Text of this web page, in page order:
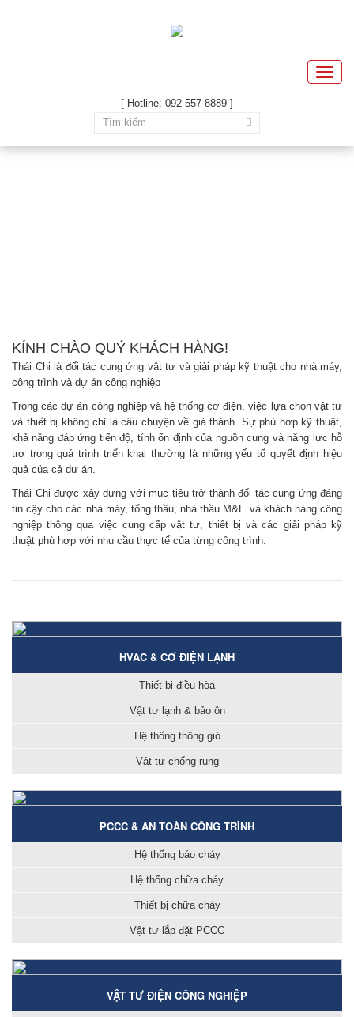
Toggle
[ Hotline: 092-557-8889 ]
KÍNH CHÀO QUÝ KHÁCH HÀNG!
Thái Chi là đối tác cung ứng vật tư và giải pháp kỹ thuật cho nhà máy,
công trình và dự án công nghiệp
Trong các dự án công nghiệp và hệ thống cơ điện, việc lựa chọn vật tư
và thiết bị không chỉ là câu chuyện về giá thành. Sự phù hợp kỹ thuật,
khả năng đáp ứng tiến độ, tính ổn định của nguồn cung và năng lực hỗ
trợ trong quá trình triển khai thường là những yếu tố quyết định hiệu
quả của cả dự án.
Thái Chi được xây dựng với mục tiêu trở thành đối tác cung ứng đáng
tin cậy cho các nhà máy, tổng thầu, nhà thầu M&E và khách hàng công
nghiệp thông qua việc cung cấp vật tư, thiết bị và các giải pháp kỹ
thuật phù hợp với nhu cầu thực tế của từng công trình.
HVAC & CƠ ĐIỆN LẠNH
Thiết bị điều hòa
Vật tư lạnh & bảo ôn
Hệ thống thông gió
Vật tư chống rung
PCCC & AN TOÀN CÔNG TRÌNH
Hệ thống báo cháy
Hệ thống chữa cháy
Thiết bị chữa cháy
Vật tư lắp đặt PCCC
VẬT TƯ ĐIỆN CÔNG NGHIỆP